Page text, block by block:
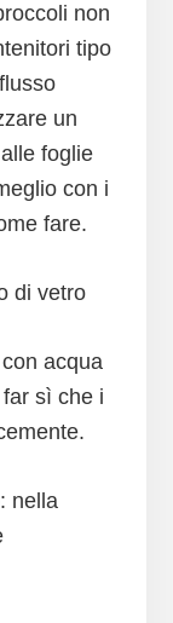
non
tipo
un
foglie
con i
fare.
di vetro
acqua
sì che i
nella